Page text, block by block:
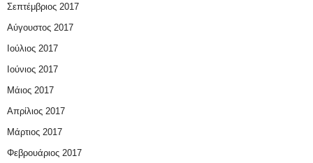
Σεπτέμβριος 2017
Αύγουστος 2017
Ιούλιος 2017
Ιούνιος 2017
Μάιος 2017
Απρίλιος 2017
Μάρτιος 2017
Φεβρουάριος 2017